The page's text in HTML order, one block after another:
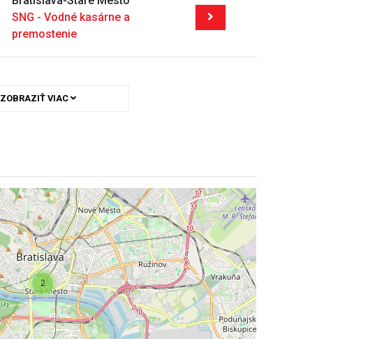
SNG - Vodné kasárne a
premostenie
ZOBRAZIŤ VIAC
2